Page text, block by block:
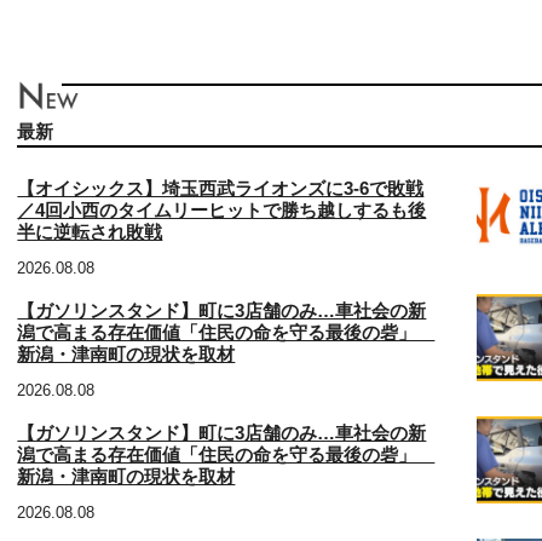
最新
【オイシックス】埼玉西武ライオンズに3‐6で敗戦
／4回小西のタイムリーヒットで勝ち越しするも後
半に逆転され敗戦
2026.08.08
【ガソリンスタンド】町に3店舗のみ…車社会の新
潟で高まる存在価値「住民の命を守る最後の砦」
新潟・津南町の現状を取材
2026.08.08
【ガソリンスタンド】町に3店舗のみ…車社会の新
潟で高まる存在価値「住民の命を守る最後の砦」
新潟・津南町の現状を取材
2026.08.08